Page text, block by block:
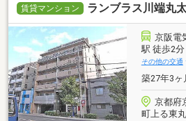
賃貸マンション ランブラス川端丸
京阪電
駅 徒歩2分
その他の交通
築27年3ヶ
京都府
町上る東